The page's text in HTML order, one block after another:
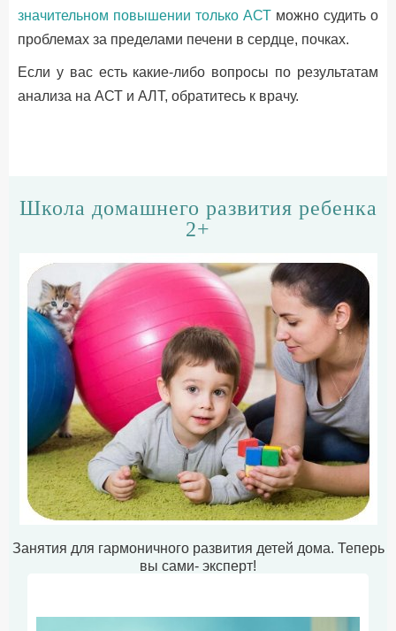
значительном повышении только АСТ можно судить о
проблемах за пределами печени в сердце, почках.
Если у вас есть какие-либо вопросы по результатам
анализа на АСТ и АЛТ, обратитесь к врачу.
Школа домашнего развития ребенка
2+
Занятия для гармоничного развития детей дома. Теперь
вы сами- эксперт!